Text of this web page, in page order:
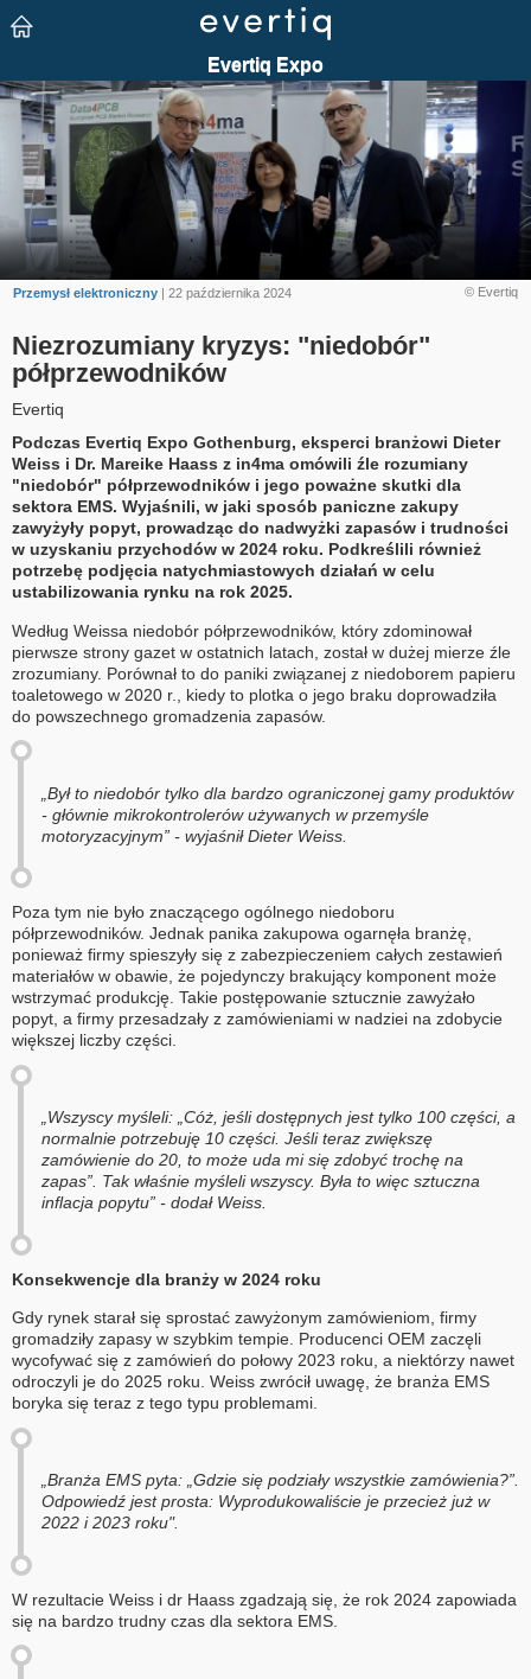
© Evertiq
Przemysł elektroniczny | 22 października 2024
Niezrozumiany kryzys: "niedobór"
półprzewodników
Evertiq
Podczas Evertiq Expo Gothenburg, eksperci branżowi Dieter
Weiss i Dr. Mareike Haass z in4ma omówili źle rozumiany
"niedobór" półprzewodników i jego poważne skutki dla
sektora EMS. Wyjaśnili, w jaki sposób paniczne zakupy
zawyżyły popyt, prowadząc do nadwyżki zapasów i trudności
w uzyskaniu przychodów w 2024 roku. Podkreślili również
potrzebę podjęcia natychmiastowych działań w celu
ustabilizowania rynku na rok 2025.
Według Weissa niedobór półprzewodników, który zdominował
pierwsze strony gazet w ostatnich latach, został w dużej mierze źle
zrozumiany. Porównał to do paniki związanej z niedoborem papieru
toaletowego w 2020 r., kiedy to plotka o jego braku doprowadziła
do powszechnego gromadzenia zapasów.
„Był to niedobór tylko dla bardzo ograniczonej gamy produktów
- głównie mikrokontrolerów używanych w przemyśle
motoryzacyjnym” - wyjaśnił Dieter Weiss.
Poza tym nie było znaczącego ogólnego niedoboru
półprzewodników. Jednak panika zakupowa ogarnęła branżę,
ponieważ firmy spieszyły się z zabezpieczeniem całych zestawień
materiałów w obawie, że pojedynczy brakujący komponent może
wstrzymać produkcję. Takie postępowanie sztucznie zawyżało
popyt, a firmy przesadzały z zamówieniami w nadziei na zdobycie
większej liczby części.
„Wszyscy myśleli: „Cóż, jeśli dostępnych jest tylko 100 części, a
normalnie potrzebuję 10 części. Jeśli teraz zwiększę
zamówienie do 20, to może uda mi się zdobyć trochę na
zapas”. Tak właśnie myśleli wszyscy. Była to więc sztuczna
inflacja popytu” - dodał Weiss.
Konsekwencje dla branży w 2024 roku
Gdy rynek starał się sprostać zawyżonym zamówieniom, firmy
gromadziły zapasy w szybkim tempie. Producenci OEM zaczęli
wycofywać się z zamówień do połowy 2023 roku, a niektórzy nawet
odroczyli je do 2025 roku. Weiss zwrócił uwagę, że branża EMS
boryka się teraz z tego typu problemami.
„Branża EMS pyta: „Gdzie się podziały wszystkie zamówienia?”.
Odpowiedź jest prosta: Wyprodukowaliście je przecież już w
2022 i 2023 roku".
W rezultacie Weiss i dr Haass zgadzają się, że rok 2024 zapowiada
się na bardzo trudny czas dla sektora EMS.